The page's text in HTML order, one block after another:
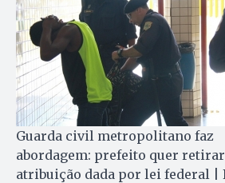
Guarda civil metropolitano faz
abordagem: prefeito quer retirar
atribuição dada por lei federal |